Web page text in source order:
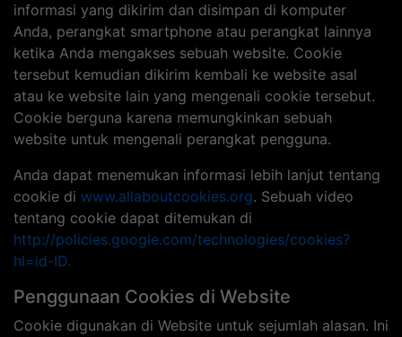
informasi yang dikirim dan disimpan di komputer
Anda, perangkat smartphone atau perangkat lainnya
ketika Anda mengakses sebuah website. Cookie
tersebut kemudian dikirim kembali ke website asal
atau ke website lain yang mengenali cookie tersebut.
Cookie berguna karena memungkinkan sebuah
website untuk mengenali perangkat pengguna.
Anda dapat menemukan informasi lebih lanjut tentang
cookie di www.allaboutcookies.org. Sebuah video
tentang cookie dapat ditemukan di
http://policies.google.com/technologies/cookies?
hl=id-ID.
Penggunaan Cookies di Website
Cookie digunakan di Website untuk sejumlah alasan. Ini